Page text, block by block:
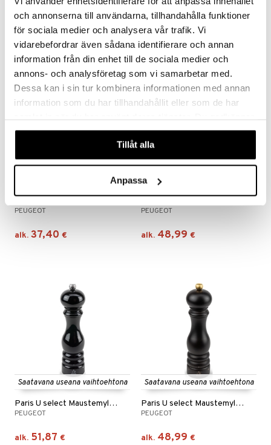
och annonserna till användarna, tillhandahålla funktioner
för sociala medier och analysera vår trafik. Vi
vidarebefordrar även sådana identifierare och annan
information från din enhet till de sociala medier och
annons- och analysföretag som vi samarbetar med.
Dessa kan i sin tur kombinera informationen med annan
information som du har tillhandahållit eller som de har
våra cookies vid fortsatt användande av vår webbplats.
Tillåt alla
Anpassa
alk.86,44 € alk.31,70 €
Saatavana useana vaihtoehtona
PEUGEOT
alk. 37,40 €
Saatavana useana vaihtoehtona
PEUGEOT
alk. 48,99 €
Saatavana useana vaihtoehtona
Paris U select Maustemylly Musta
PEUGEOT
alk. 51,87 €
Saatavana useana vaihtoehtona
Paris U select Maustemylly Suklaanruskea
PEUGEOT
alk. 48,99 €